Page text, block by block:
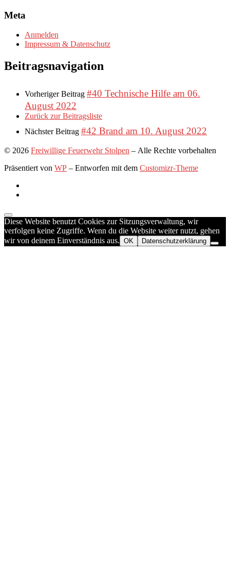
Meta
Anmelden
Impressum & Datenschutz
Beitragsnavigation
Vorheriger Beitrag #40 Technische Hilfe am 06.
August 2022
Zurück zur Beitragsliste
Nächster Beitrag #42 Brand am 10. August 2022
© 2026 Freiwillige Feuerwehr Stolpen – Alle Rechte vorbehalten
Präsentiert von WP – Entworfen mit dem Customizr-Theme
Diese Website benutzt Cookies zur Sitzungsverwaltung, wir
verfolgen keine Zugriffe. Wenn du die Website weiter nutzt, gehen
wir von deinem Einverständnis aus. OK Datenschutzerklärung